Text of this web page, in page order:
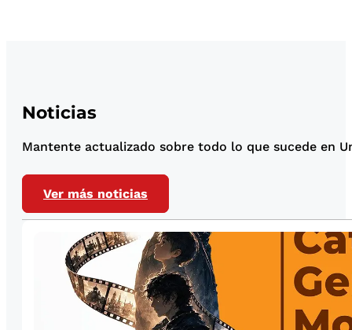
Noticias
Mantente actualizado sobre todo lo que sucede en
Ver más noticias